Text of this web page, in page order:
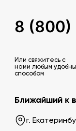
8
Или свяжитесь c
нами любым
способом
Ближайший к
г.